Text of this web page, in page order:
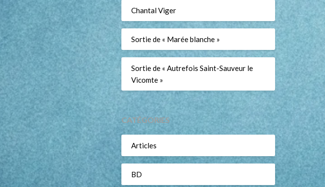
Chantal Viger
Sortie de « Marée blanche »
Sortie de « Autrefois Saint-Sauveur le
Vicomte »
CATÉGORIES
Articles
BD